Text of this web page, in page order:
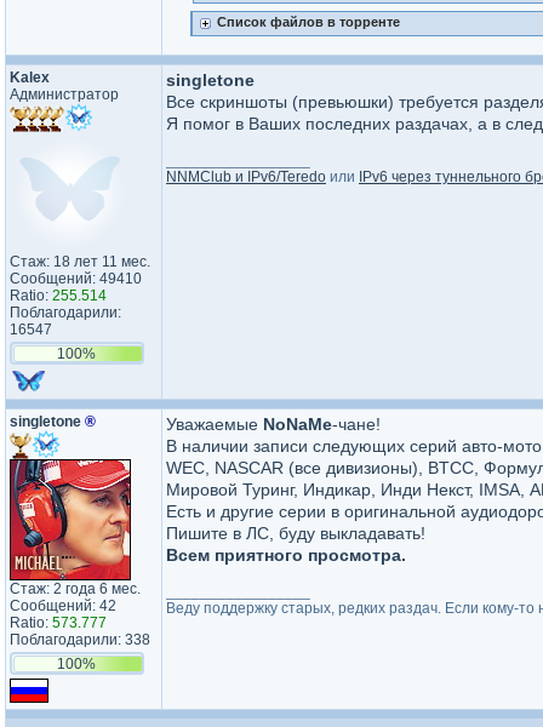
Список файлов в торренте
Kalex
Администратор
Стаж: 18 лет 11 мес.
Сообщений: 49410
Ratio: 255.514
Поблагодарили:
16547
100%
singletone
Все скриншоты (превьюшки) требуется
Я помог в Ваших последних раздачах, а в
NNMClub и IPv6/Teredo или IPv6 через туннельного
singletone ®
Стаж: 2 года 6 мес.
Сообщений: 42
Ratio: 573.777
Поблагодарили: 338
100%
Уважаемые NoNaMe-чане!
В наличии записи следующих серий авто-
WEC, NASCAR (все дивизионы), BTCC,
Мировой Туринг, Индикар, Инди Некст, IMSA,
Есть и другие серии в оригинальной
Пишите в ЛС, буду выкладавать!
Всем приятного просмотра.
Веду поддержку старых, редких раздач. Если кому-